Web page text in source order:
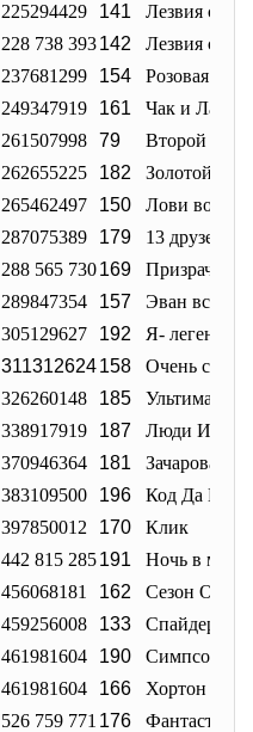
225294429 141
Лезвия
228 738 393142
Лезвия
237681299 154
Розовая
249347919 161
Чак и
261507998 79
Второй шанс
262655225 182
Золотой
265462497 150
Лови волну!
287075389 179
13 друзей
288 565 730169
289847354 157
Эван
305129627 192
Я- легенда
311312624158
Очень стр.
326260148 185
Ультиматум
338917919 187
Люди
370946364 181
383109500 196
Код Да
397850012 170
Клик
442 815 285191
Ночь в музее
456068181 162
Сезон Охоты
459256008 133
461981604 190
Симпсоны
461981604 166
Хортон
526 759 771 176